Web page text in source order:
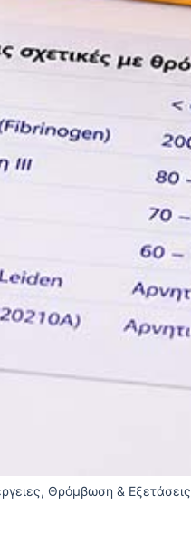
Θρόμβωση & Εξετάσεις